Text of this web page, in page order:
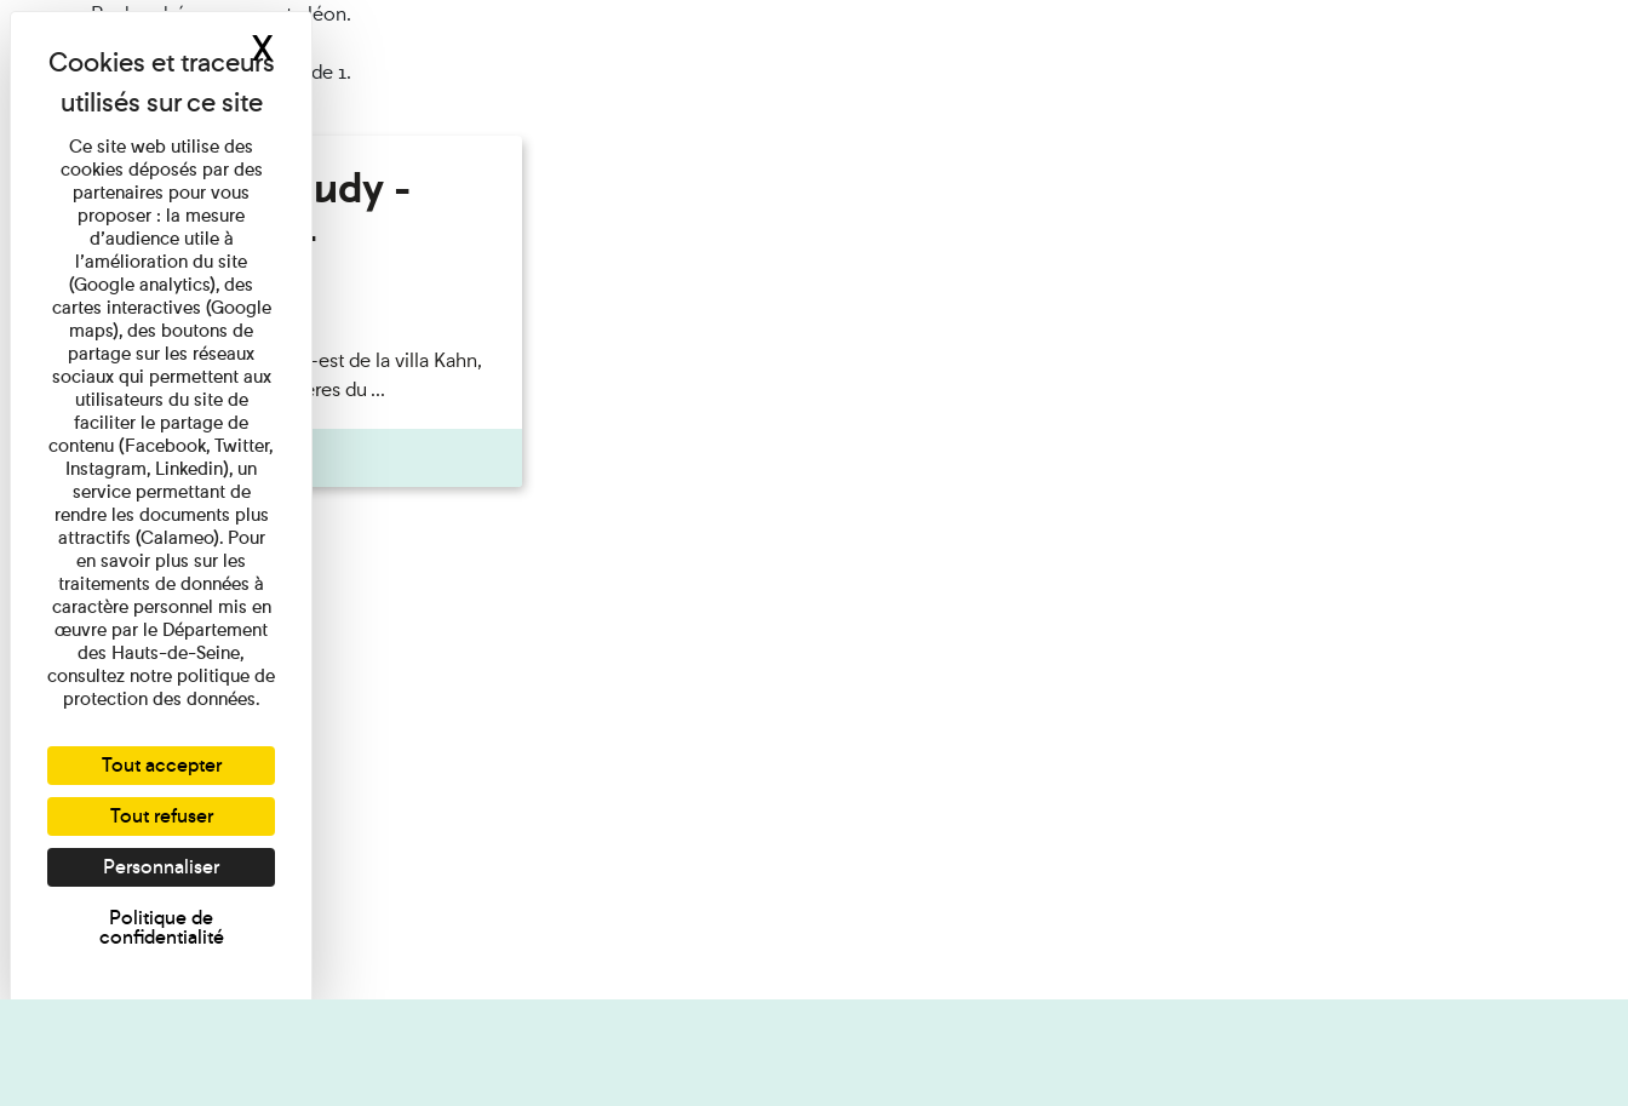
Recherché pour auguste léon.
Afficher les résultats 1 à 1 de 1.
Hélène Gaudy -
Villa Zamir
Lecture
couchant) [Angle nord-est de la villa Kahn,
dite villa Zamir et lumières du ...
Pages
Ce site web utilise des
cookies déposés par des
partenaires pour vous
proposer : la mesure
d’audience utile à
l’amélioration du site
(Google analytics), des
cartes interactives (Google
maps), des boutons de
partage sur les réseaux
sociaux qui permettent aux
utilisateurs du site de
faciliter le partage de
contenu (Facebook, Twitter,
Instagram, Linkedin), un
service permettant de
rendre les documents plus
attractifs (Calameo). Pour
en savoir plus sur les
traitements de données à
caractère personnel mis en
œuvre par le Département
des Hauts-de-Seine,
consultez notre politique de
protection des données.
Tout accepter
Tout refuser
Personnaliser
Politique de
confidentialité
XMasquer le bandeau des cookies